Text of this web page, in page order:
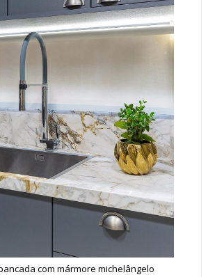
com mármore michelângelo